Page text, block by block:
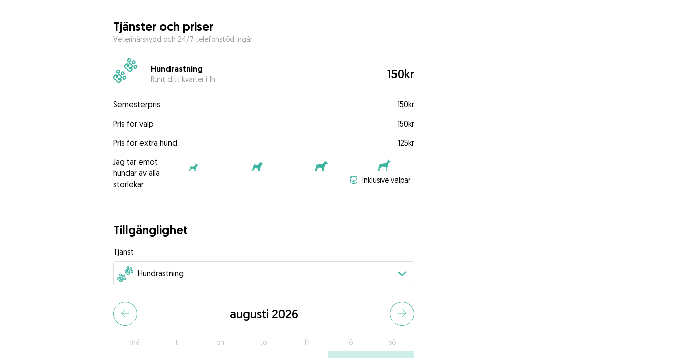
Tjänster och priser
Veterinärskydd och 24/7 telefonstöd ingår
Hundrastning
Runt ditt kvarter i 1h 150kr
Semesterpris
150kr
Pris för valp
150kr
Pris för extra hund
125kr
Jag tar emot
hundar av alla
storlekar
Inklusive valpar
Tillgänglighet
Tjänst
augusti 2026
må ti on to fr lö sö